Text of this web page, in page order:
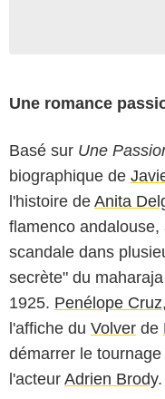
Une romance
Basé sur Une
biographique de
l'histoire de Anita
flamenco
scandale dans
secrète" du
1925. Penélope Cruz
l'affiche du Volver de
démarrer le tournage
l'acteur Adrien Brody.